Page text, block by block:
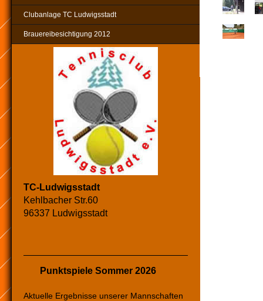
Clubanlage TC Ludwigsstadt
Brauereibesichtigung 2012
TC-Ludwigsstadt
Kehlbacher Str.60
96337 Ludwigsstadt
Punktspiele Sommer 2026
Aktuelle Ergebnisse unserer Mannschaften